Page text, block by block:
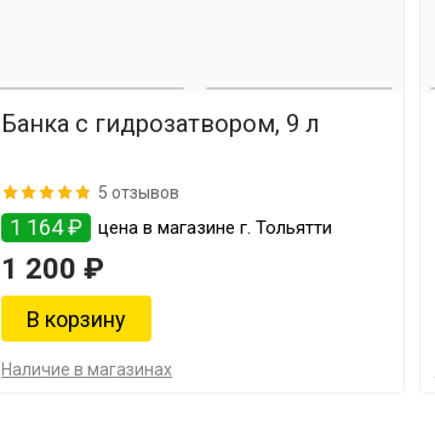
Банка с гидрозатвором, 9 л
5 отзывов
1 164 ₽ цена в магазине г. Тольятти
1 200 ₽
Наличие в магазинах